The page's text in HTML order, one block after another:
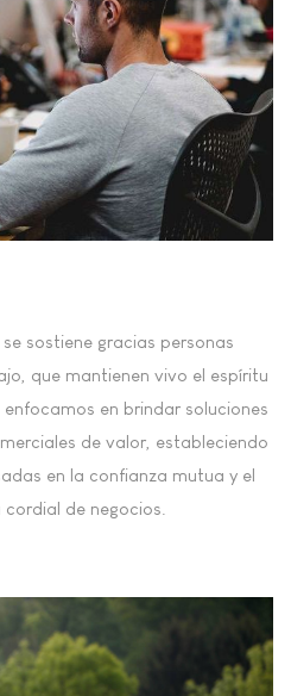
sostiene gracias personas
que mantienen vivo el espíritu
en brindar soluciones
de valor, estableciendo
en la confianza mutua y el
de negocios.